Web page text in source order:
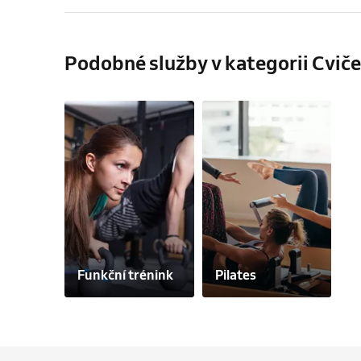
Podobné služby v kategorii
Funkční trénink Pilates